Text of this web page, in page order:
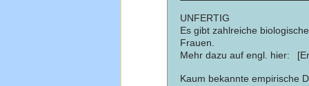
UNFERTIG
Es gibt zahlreiche
Frauen.
Mehr dazu auf engl. hier:
Kaum bekannte empirische